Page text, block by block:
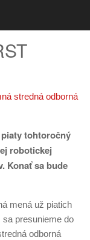
stredná odborná
tohtoročný
robotickej
Konať sa bude
mená už piatich
sa presunieme do
odborná